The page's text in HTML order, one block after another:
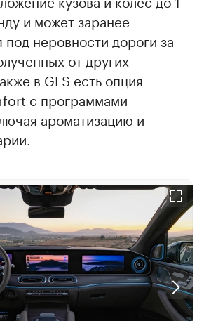
и может заранее
под неровности дороги за
от других
в GLS есть опция
с программами
ароматизацию и